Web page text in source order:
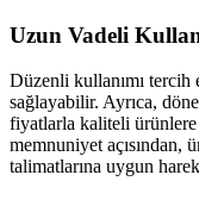
Uzun Vadeli
Düzenli kullanımı tercih
sağlayabilir. Ayrıca,
fiyatlarla kaliteli
memnuniyet açısından,
talimatlarına uygun